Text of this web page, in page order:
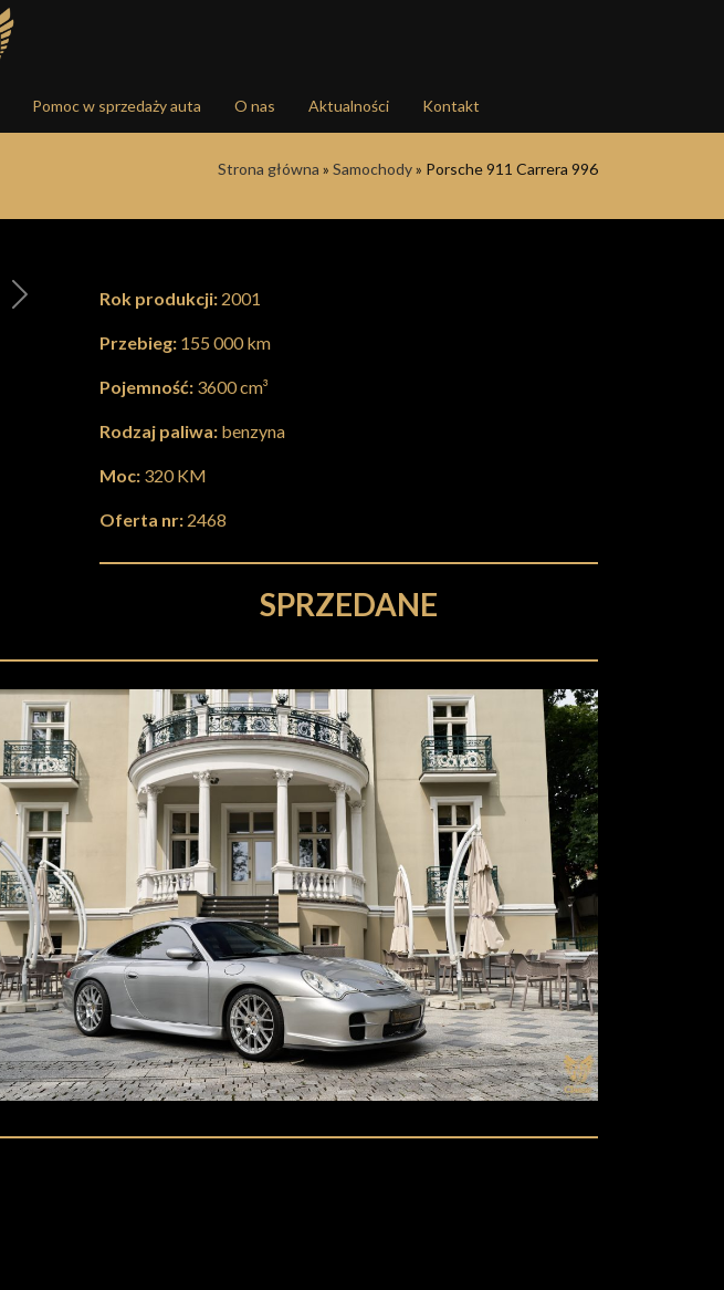
Pomoc w sprzedaży auta O nas Aktualności Kontakt
Strona główna » Samochody» Porsche 911 Carrera 996
Następna Rok produkcji: 2001
Przebieg: 155 000 km
Pojemność: 3600 cm³
Rodzaj paliwa: benzyna
Moc: 320 KM
Oferta nr: 2468
SPRZEDANE